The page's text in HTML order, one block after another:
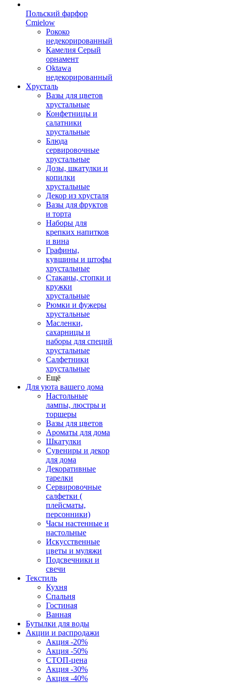
Польский фарфор
Сmielow
Рококо
недекорированный
Камелия Серый
орнамент
Oktawa
недекорированный
Хрусталь
Вазы для цветов
хрустальные
Конфетницы и
салатники
хрустальные
Блюда
сервировочные
хрустальные
Дозы, шкатулки и
копилки
хрустальные
Декор из хрусталя
Вазы для фруктов
и торта
Наборы для
крепких напитков
и вина
Графины,
кувшины и штофы
хрустальные
Стаканы, стопки и
кружки
хрустальные
Рюмки и фужеры
хрустальные
Масленки,
сахарницы и
наборы для специй
хрустальные
Салфетники
хрустальные
Ещё
Для уюта вашего дома
Настольные
лампы, люстры и
торшеры
Вазы для цветов
Ароматы для дома
Шкатулки
Сувениры и декор
для дома
Декоративные
тарелки
Сервировочные
салфетки (
плейсматы,
персонники)
Часы настенные и
настольные
Искусственные
цветы и муляжи
Подсвечники и
свечи
Текстиль
Кухня
Спальня
Гостиная
Ванная
Бутылки для воды
Акции и распродажи
Акция -20%
Акция -50%
СТОП-цена
Акция -30%
Акция -40%